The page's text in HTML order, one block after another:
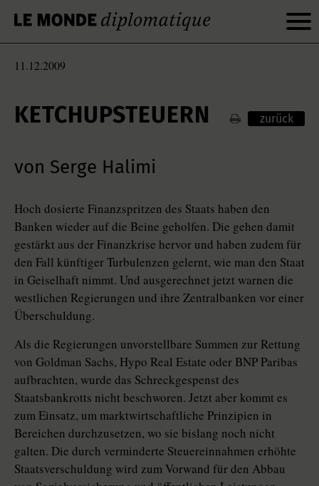
11.12.2009
KETCHUPSTEUERN zurück
von Serge Halimi
Hoch dosierte Finanzspritzen des Staats haben den
Banken wieder auf die Beine geholfen. Die gehen damit
gestärkt aus der Finanzkrise hervor und haben zudem für
den Fall künftiger Turbulenzen gelernt, wie man den Staat
in Geiselhaft nimmt. Und ausgerechnet jetzt warnen die
westlichen Regierungen und ihre Zentralbanken vor einer
Überschuldung.
Als die Regierungen unvorstellbare Summen zur Rettung
von Goldman Sachs, Hypo Real Estate oder BNP Paribas
aufbrachten, wurde das Schreckgespenst des
Staatsbankrotts nicht beschworen. Jetzt aber kommt es
zum Einsatz, um marktwirtschaftliche Prinzipien in
Bereichen durchzusetzen, wo sie bislang noch nicht
galten. Die durch verminderte Steuereinnahmen erhöhte
Staatsverschuldung wird zum Vorwand für den Abbau